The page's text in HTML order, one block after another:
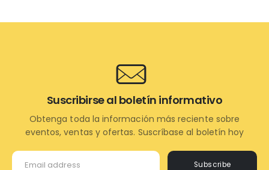
Subscribe
Suscribirse al boletín informativo
Obtenga toda la información más reciente sobre
eventos, ventas y ofertas. Suscríbase al boletín hoy